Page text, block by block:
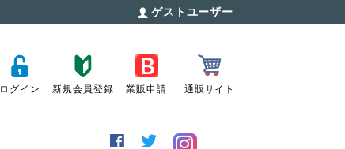
ゲストユーザー
ログイン 新規会員登録 業販申請 通販サイト